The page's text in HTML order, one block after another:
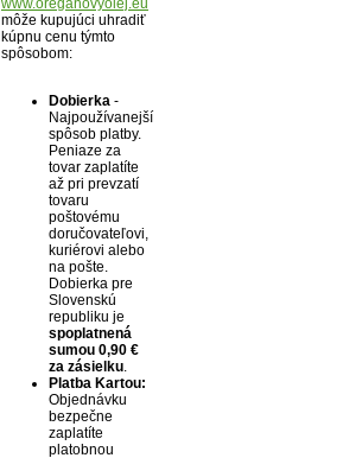
www.oreganovyolej.eu
môže kupujúci uhradiť
kúpnu cenu týmto
spôsobom:
Dobierka -
Najpoužívanejší
spôsob platby.
Peniaze za
tovar zaplatíte
až pri prevzatí
tovaru
poštovému
doručovateľovi,
kuriérovi alebo
na pošte.
Dobierka pre
Slovenskú
republiku je
spoplatnená
sumou 0,90 €
za zásielku.
Platba Kartou:
Objednávku
bezpečne
zaplatíte
platobnou